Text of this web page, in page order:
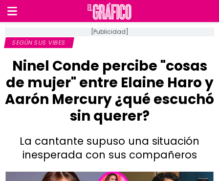
[Publicidad]
SEGÚN SUS VIBES
Ninel Conde percibe "cosas
de mujer" entre Elaine Haro y
Aarón Mercury ¿qué escuchó
sin querer?
La cantante supuso una situación
inesperada con sus compañeros